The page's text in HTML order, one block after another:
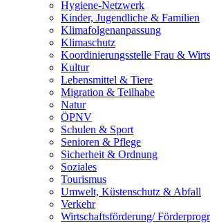
Hygiene-Netzwerk
Kinder, Jugendliche & Familien
Klimafolgenanpassung
Klimaschutz
Koordinierungsstelle Frau &
Kultur
Lebensmittel & Tiere
Migration & Teilhabe
Natur
ÖPNV
Schulen & Sport
Senioren & Pflege
Sicherheit & Ordnung
Soziales
Tourismus
Umwelt, Küstenschutz & Abfall
Verkehr
Wirtschaftsförderung/